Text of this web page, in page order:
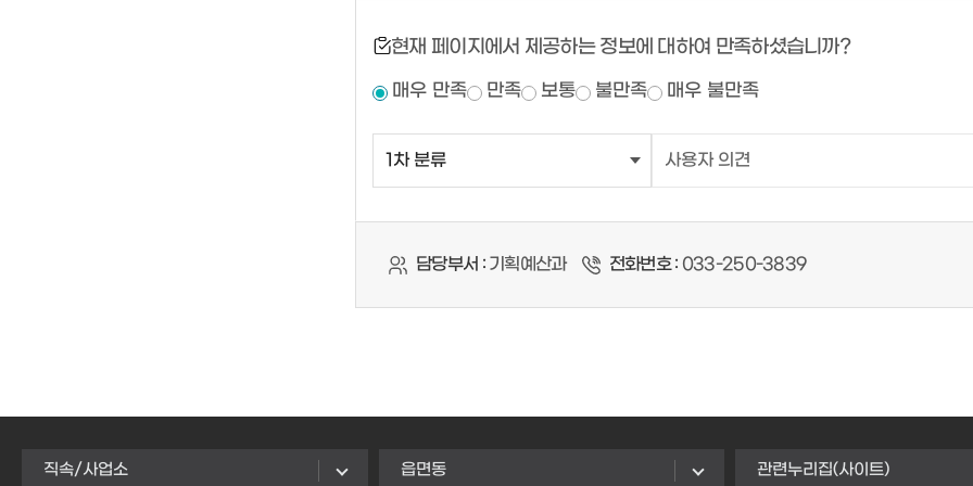
현재 페이지에서 제공하는 정보에 대하여 만족하셨습니까?
매우 만족 만족 보통 불만족 매우 불만족
담당부서 :기획예산과 전화번호 : 033-250-3839
직속/사업소 읍면동 관련누리집(사이트)